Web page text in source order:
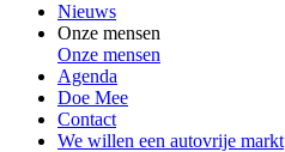
Nieuws
Onze mensen
Onze mensen
Agenda
Doe Mee
Contact
We willen een autovrije markt